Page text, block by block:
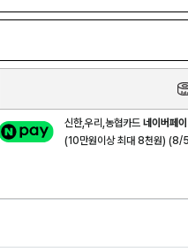
신한,우리,농협카드네이버페
(10만원이상 최대 8천원)